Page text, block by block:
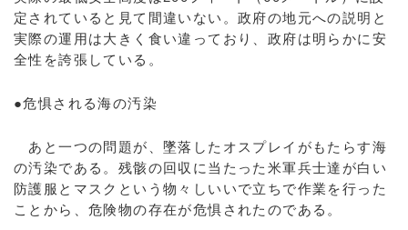
定されていると見て間違いない。政府の地元への説明と
実際の運用は大きく食い違っており、政府は明らかに安
全性を誇張している。
●危惧される海の汚染
あと一つの問題が、墜落したオスプレイがもたらす海
の汚染である。残骸の回収に当たった米軍兵士達が白い
防護服とマスクという物々しいいで立ちで作業を行った
ことから、危険物の存在が危惧されたのである。